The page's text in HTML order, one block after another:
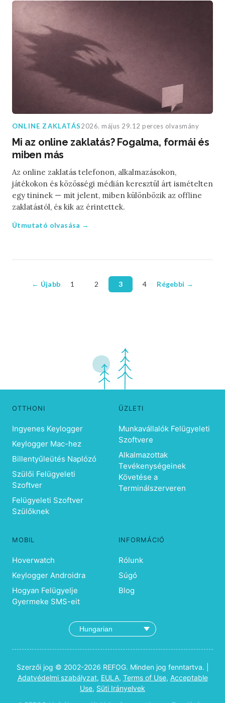
ONLINE ZAKLATÁS2026. május 29.12 perces olvasmány
Mi az online zaklatás? Fogalma, formái és
miben más
Az online zaklatás telefonon, alkalmazásokon,
játékokon és közösségi médián keresztül árt ismételten
egy tininek — mit jelent, miben különbözik az offline
zaklatástól, és kik az érintettek.
Útmutató olvasása →
← Újabb 1 2 3 4 Régebbi →
OTTHONI
Ingyenes Keylogger
Keylogger Mac-hez
Billentyűleütés Naplózó
Szülői Felügyeleti
Szoftver
Felügyeleti Szoftver
Szülőknek
ÜZLETI
Munkavállalók Felügyeleti
Szoftvere
Alkalmazottak
Tevékenységeinek
Követése a
Terminálszerveren
MOBIL
Hoverwatch
Keylogger Androidra
Hogyan Felügyelje
Gyermeke SMS-eit
INFORMÁCIÓ
Rólunk
Súgó
Blog
Szerzői jog © 2002-2026 REFOG. Minden jog fenntartva. |
Adatvédelmi szabályzat, EULA, Terms of Use, Acceptable
Use, Süti Irányelvek